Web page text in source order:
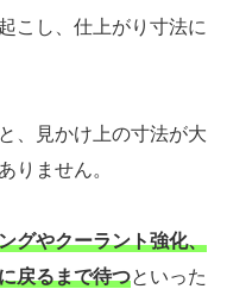
こし、仕上がり寸法に
、見かけ上の寸法が大
りません。
グやクーラント強化、
戻るまで待つといった